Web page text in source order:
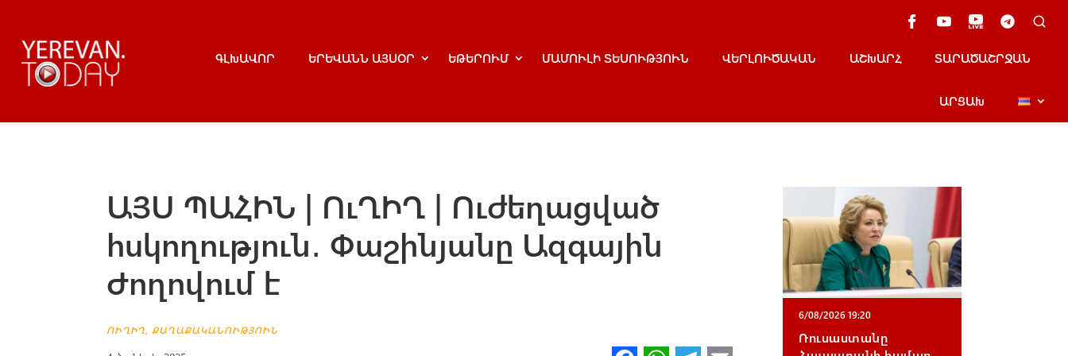
ԳԼԽԱՎՈՐ ԵՐԵՎԱՆՆ ԱՅՍՕՐ ԵԹԵՐՈՒՄ ՄԱՄՈՒԼԻ ՏԵՍՈՒԹՅՈՒՆ ՎԵՐԼՈՒԾԱԿԱՆ ԱՇԽԱՐՀ ՏԱՐԱԾԱՇՐՋԱՆ
ԱՐՑԱԽ
ԱՅՍ ՊԱՀԻՆ | ՈւՂԻՂ | Ուժեղացված
հսկողություն․ Փաշինյանը Ազգային
Ժողովում է
ՈՒՂԻՂ,ՔԱՂԱՔԱԿԱՆՈՒԹՅՈՒՆ
6/08/2026 19:20
Ռուսաստանը